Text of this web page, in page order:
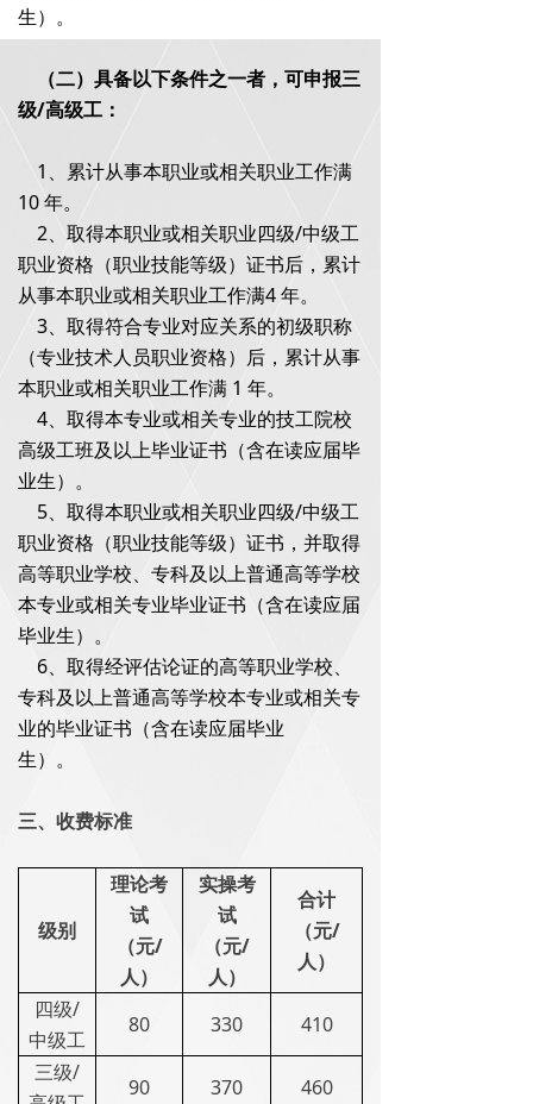
生）。
（二）具备以下条件之一者，可申报三
级/高级工：
1、累计从事本职业或相关职业工作满
10 年。
2、取得本职业或相关职业四级/中级工
职业资格（职业技能等级）证书后，累计
从事本职业或相关职业工作满4 年。
3、取得符合专业对应关系的初级职称
（专业技术人员职业资格）后，累计从事
本职业或相关职业工作满 1 年。
4、取得本专业或相关专业的技工院校
高级工班及以上毕业证书（含在读应届毕
业生）。
5、取得本职业或相关职业四级/中级工
职业资格（职业技能等级）证书，并取得
高等职业学校、专科及以上普通高等学校
本专业或相关专业毕业证书（含在读应届
毕业生）。
6、取得经评估论证的高等职业学校、
专科及以上普通高等学校本专业或相关专
业的毕业证书（含在读应届毕业
生）。
三、收费标准
级别
理论考
试
（元/
人）
实操考
试
（元/
人）
合计
（元/
人）
四级/
中级工
80 330
410
三级/
90 370 460